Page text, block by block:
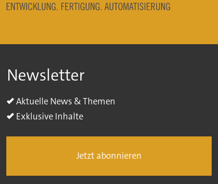
Newsletter
Aktuelle News & Themen
Exklusive Inhalte
Jetzt abonnieren